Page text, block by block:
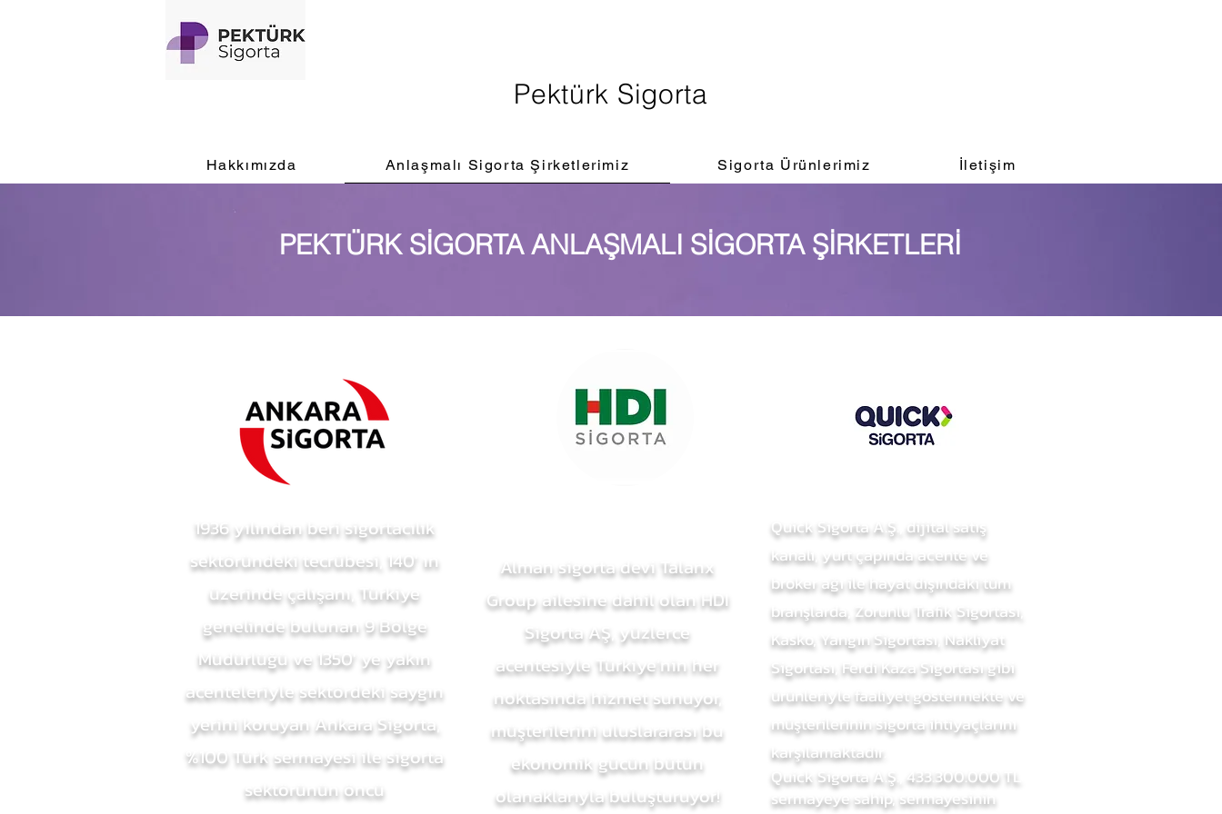
Pektürk Sigorta
Hakkımızda Anlaşmalı Sigorta Şirketlerimiz Sigorta Ürünlerimiz İletişim
PEKTÜRK SİGORTA ANLAŞMALI SİGORTA ŞİRKETLERİ
1936 yılından beri sigortacılık
sektöründeki tecrübesi, 140' ın
üzerinde çalışanı, Türkiye
genelinde bulunan 9 Bölge
Müdürlüğü ve 1350' ye yakın
acenteleriyle sektördeki saygın
yerini koruyan Ankara Sigorta,
%100 Türk sermayesi ile sigorta
sektörünün öncü
Alman sigorta devi Talanx
Group ailesine dahil olan HDI
Sigorta AŞ, yüzlerce
acentesiyle Türkiye’nin her
noktasında hizmet sunuyor,
müşterilerini uluslararası bu
ekonomik gücün bütün
olanaklarıyla buluşturuyor!
Quick Sigorta A.Ş., dijital satış
kanalı, yurt çapında acente ve
broker ağı ile hayat dışındaki tüm
branşlarda, Zorunlu Trafik Sigortası,
Kasko, Yangın Sigortası, Nakliyat
Sigortası, Ferdi Kaza Sigortası gibi
ürünleriyle faaliyet göstermekte ve
müşterilerinin sigortaihtiyaçlarını
karşılamaktadır.
Quick Sigorta A.Ş., 433.300.000 TL
sermayeye sahip, sermayesinin